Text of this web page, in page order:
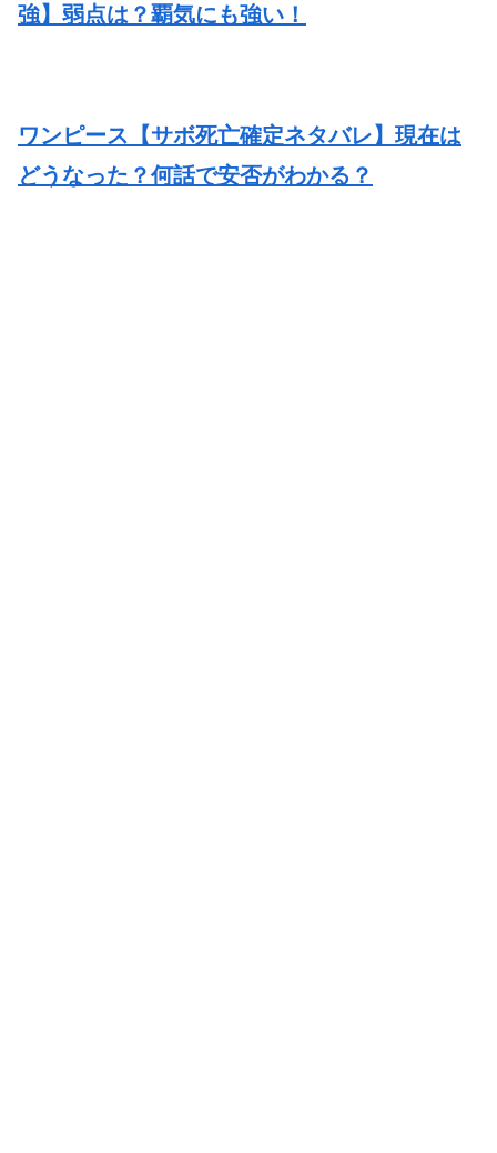
強】弱点は？覇気にも強い！
ワンピース【サボ死亡確定ネタバレ】現在は
どうなった？何話で安否がわかる？